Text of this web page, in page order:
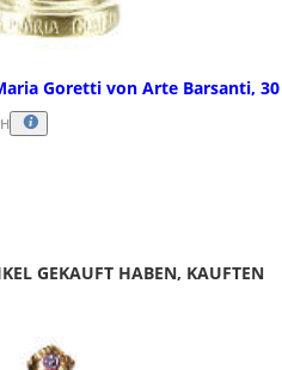
Goretti von Arte Barsanti,
GEKAUFT HABEN, KAUFTEN